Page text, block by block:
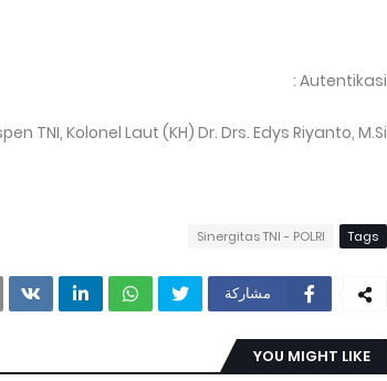
Autentikasi :
TNI, Kolonel Laut (KH) Dr. Drs. Edys Riyanto, M.Si.
Tags
Sinergitas TNI - POLRI
مشاركة
YOU MIGHT LIKE